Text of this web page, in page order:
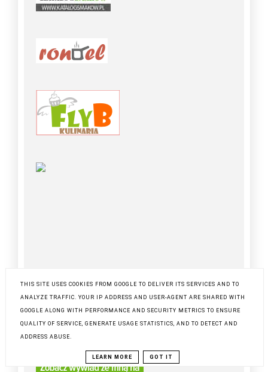
Zobacz wywiad ze mną
:-)
THIS SITE USES COOKIES FROM GOOGLE TO DELIVER ITS SERVICES AND TO
ANALYZE TRAFFIC. YOUR IP ADDRESS AND USER-AGENT ARE SHARED WITH
GOOGLE ALONG WITH PERFORMANCE AND SECURITY METRICS TO ENSURE
QUALITY OF SERVICE, GENERATE USAGE STATISTICS, AND TO DETECT AND
ADDRESS ABUSE.
LEARN MORE GOT IT